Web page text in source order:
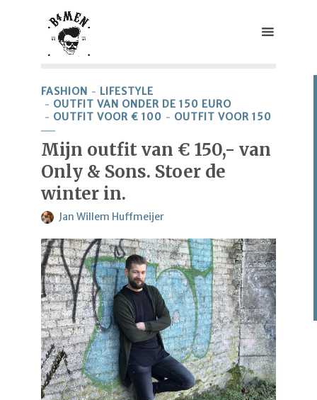
FASHION
LIFESTYLE
OUTFIT VAN ONDER DE 150 EURO
OUTFIT VOOR € 100
OUTFIT VOOR 150
Mijn outfit van € 150,- van
Only & Sons. Stoer de
winter in.
Jan Willem Huffmeijer